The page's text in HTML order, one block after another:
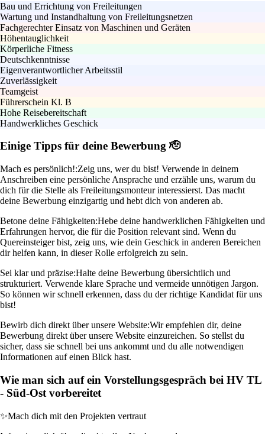
Bau und Errichtung von Freileitungen
Wartung und Instandhaltung von Freileitungsnetzen
Fachgerechter Einsatz von Maschinen und Geräten
Höhentauglichkeit
Körperliche Fitness
Deutschkenntnisse
Eigenverantwortlicher Arbeitsstil
Zuverlässigkeit
Teamgeist
Führerschein Kl. B
Hohe Reisebereitschaft
Handwerkliches Geschick
Einige Tipps für deine Bewerbung 🫡
Mach es persönlich!:Zeig uns, wer du bist! Verwende in deinem
Anschreiben eine persönliche Ansprache und erzähle uns, warum du
dich für die Stelle als Freileitungsmonteur interessierst. Das macht
deine Bewerbung einzigartig und hebt dich von anderen ab.
Betone deine Fähigkeiten:Hebe deine handwerklichen Fähigkeiten und
Erfahrungen hervor, die für die Position relevant sind. Wenn du
Quereinsteiger bist, zeig uns, wie dein Geschick in anderen Bereichen
dir helfen kann, in dieser Rolle erfolgreich zu sein.
Sei klar und präzise:Halte deine Bewerbung übersichtlich und
strukturiert. Verwende klare Sprache und vermeide unnötigen Jargon.
So können wir schnell erkennen, dass du der richtige Kandidat für uns
bist!
Bewirb dich direkt über unsere Website:Wir empfehlen dir, deine
Bewerbung direkt über unsere Website einzureichen. So stellst du
sicher, dass sie schnell bei uns ankommt und du alle notwendigen
Informationen auf einen Blick hast.
Wie man sich auf ein Vorstellungsgespräch bei HV TL
- Süd-Ost vorbereitet
✨Mach dich mit den Projekten vertraut